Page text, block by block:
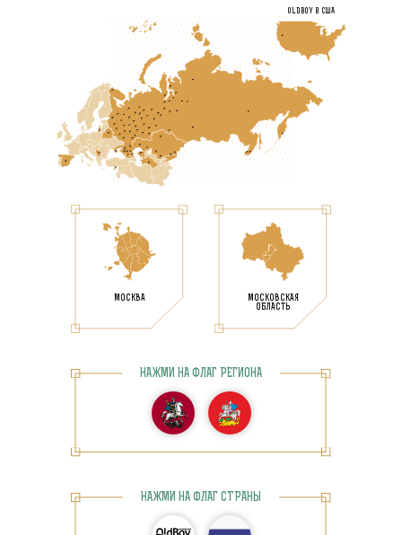
МОСКВА
МОСКОВСКАЯ
ОБЛАСТЬ
OLDBOY в США
НАЖМИ НА ФЛАГ РЕГИОНА
НАЖМИ НА ФЛАГ СТРАНЫ